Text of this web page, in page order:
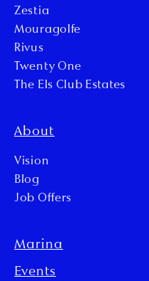
Zestia
Mouragolfe
Rivus
Twenty One
The Els Club Estates
About
Vision
Blog
Job Offers
Marina
Events